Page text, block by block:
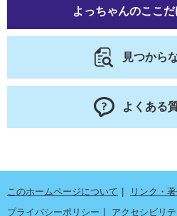
よっちゃんのここ
見つから
よくある
このホームページについて
リンク・
プライバシーポリシー
アクセシビリテ